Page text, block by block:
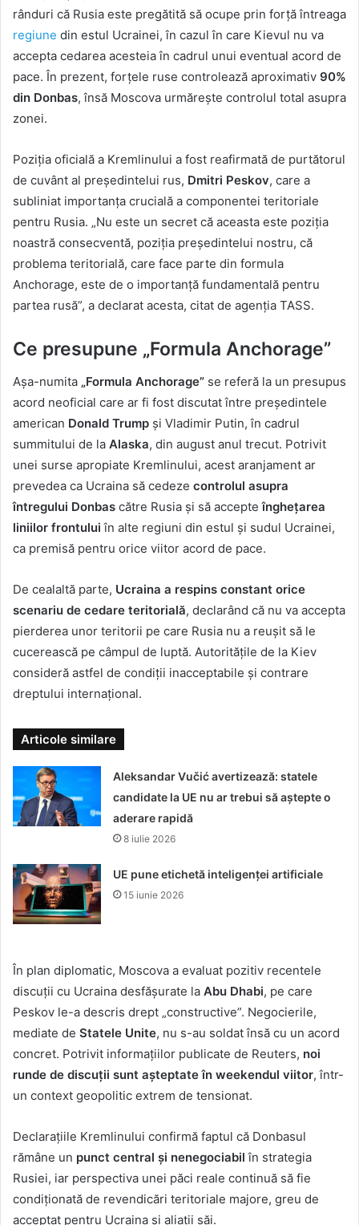
rânduri că Rusia este pregătită să ocupe prin forță întreaga
regiune din estul Ucrainei, în cazul în care Kievul nu va
accepta cedarea acesteia în cadrul unui eventual acord de
pace. În prezent, forțele ruse controlează aproximativ 90%
din Donbas, însă Moscova urmărește controlul total asupra
zonei.
Poziția oficială a Kremlinului a fost reafirmată de purtătorul
de cuvânt al președintelui rus, Dmitri Peskov, care a
subliniat importanța crucială a componentei teritoriale
pentru Rusia. „Nu este un secret că aceasta este poziția
noastră consecventă, poziția președintelui nostru, că
problema teritorială, care face parte din formula
Anchorage, este de o importanță fundamentală pentru
partea rusă”, a declarat acesta, citat de agenția TASS.
Ce presupune „Formula Anchorage”
Așa-numita „Formula Anchorage” se referă la un presupus
acord neoficial care ar fi fost discutat între președintele
american Donald Trump și Vladimir Putin, în cadrul
summitului de la Alaska, din august anul trecut. Potrivit
unei surse apropiate Kremlinului, acest aranjament ar
prevedea ca Ucraina să cedeze controlul asupra
întregului Donbas către Rusia și să accepteînghețarea
liniilor frontului în alte regiuni din estul și sudul Ucrainei,
ca premisă pentru orice viitor acord de pace.
De cealaltă parte, Ucraina a respins constant orice
scenariu de cedare teritorială, declarând că nu va accepta
pierderea unor teritorii pe care Rusia nu a reușit să le
cucerească pe câmpul de luptă. Autoritățile de la Kiev
consideră astfel de condiții inacceptabile și contrare
dreptului internațional.
Articole similare
Aleksandar Vučić avertizează: statele
candidate la UE nu ar trebui să aștepte o
aderare rapidă
8 iulie 2026
UE pune etichetă inteligenței artificiale
15 iunie 2026
În plan diplomatic, Moscova a evaluat pozitiv recentele
discuții cu Ucraina desfășurate la Abu Dhabi, pe care
Peskov le-a descris drept „constructive”. Negocierile,
mediate de Statele Unite, nu s-au soldat însă cu un acord
concret. Potrivit informațiilor publicate de Reuters, noi
runde de discuții sunt așteptate în weekendul viitor, într-
un context geopolitic extrem de tensionat.
Declarațiile Kremlinului confirmă faptul că Donbasul
rămâne un punct central și nenegociabil în strategia
Rusiei, iar perspectiva unei păci reale continuă să fie
condiționată de revendicări teritoriale majore, greu de
acceptat pentru Ucraina și aliații săi.